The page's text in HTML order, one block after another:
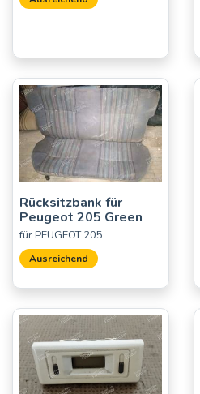
Rücksitzbank für
Peugeot 205 Green
für PEUGEOT 205
Ausreichend